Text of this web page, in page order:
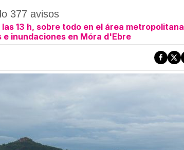
377 avisos
13 h, sobre todo en el área metropolitana
inundaciones en Móra d'Ebre